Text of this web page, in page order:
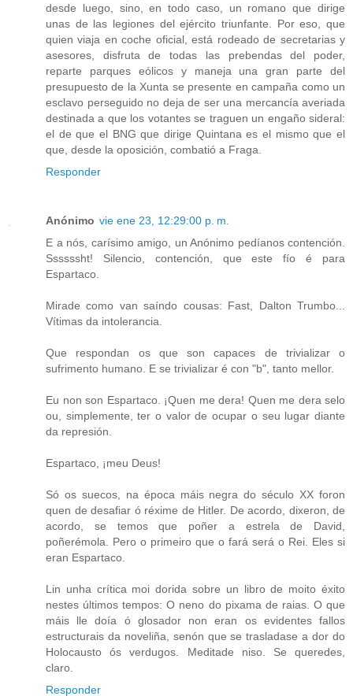
desde luego, sino, en todo caso, un romano que dirige
unas de las legiones del ejército triunfante. Por eso, que
quien viaja en coche oficial, está rodeado de secretarias y
asesores, disfruta de todas las prebendas del poder,
reparte parques eólicos y maneja una gran parte del
presupuesto de la Xunta se presente en campaña como un
esclavo perseguido no deja de ser una mercancía averiada
destinada a que los votantes se traguen un engaño sideral:
el de que el BNG que dirige Quintana es el mismo que el
que, desde la oposición, combatió a Fraga.
Responder
Anónimo vie ene 23, 12:29:00 p. m.
E a nós, carísimo amigo, un Anónimo pedíanos contención.
Ssssssht! Silencio, contención, que este fío é para
Espartaco.
Mirade como van saíndo cousas: Fast, Dalton Trumbo...
Vítimas da intolerancia.
Que respondan os que son capaces de trivializar o
sufrimento humano. E se trivializar é con "b", tanto mellor.
Eu non son Espartaco. ¡Quen me dera! Quen me dera selo
ou, simplemente, ter o valor de ocupar o seu lugar diante
da represión.
Espartaco, ¡meu Deus!
Só os suecos, na época máis negra do século XX foron
quen de desafiar ó réxime de Hitler. De acordo, dixeron, de
acordo, se temos que poñer a estrela de David,
poñerémola. Pero o primeiro que o fará será o Rei. Eles si
eran Espartaco.
Lin unha crítica moi dorida sobre un libro de moito éxito
nestes últimos tempos: O neno do pixama de raias. O que
máis lle doía ó glosador non eran os evidentes fallos
estructurais da noveliña, senón que se trasladase a dor do
Holocausto ós verdugos. Meditade niso. Se queredes,
claro.
Responder